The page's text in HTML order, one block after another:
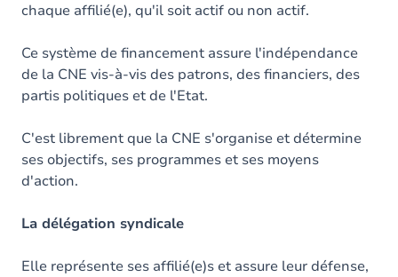
chaque affilié(e), qu'il soit actif ou non actif.
Ce système de financement assure l'indépendance
de la CNE vis-à-vis des patrons, des financiers, des
partis politiques et de l'Etat.
C'est librement que la CNE s'organise et détermine
ses objectifs, ses programmes et ses moyens
d'action.
La délégation syndicale
Elle représente ses affilié(e)s et assure leur défense,